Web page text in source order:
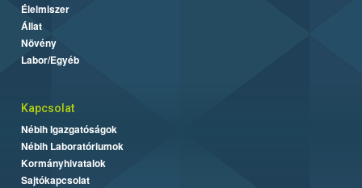
Élelmiszer
Állat
Növény
Labor/Egyéb
Kapcsolat
Nébih Igazgatóságok
Nébih Laboratóriumok
Kormányhivatalok
Sajtókapcsolat